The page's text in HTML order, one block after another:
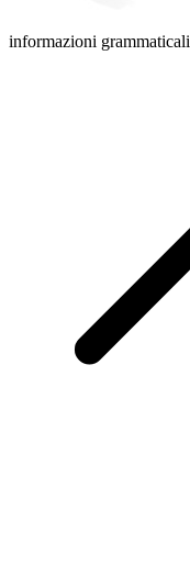
informazioni grammaticali